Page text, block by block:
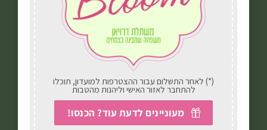
(*) לאחר התשלום עבור ההצטרפות למועדון, תוכלו
להתחבר לאזור האישי וליהנות מהטבות
מעוניינים לדעת עוד? הכנסו!
ביטול עסקה
תקנון אתר